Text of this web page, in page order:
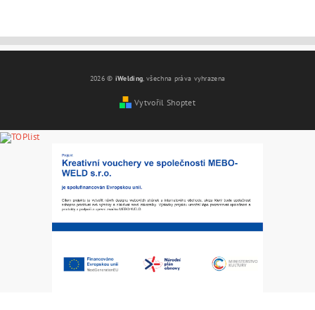
Vložením hodnocení souhlasíte s
osobních údajů
2026 © iWelding, všechna práva vyhrazena
Vytvořil Shoptet